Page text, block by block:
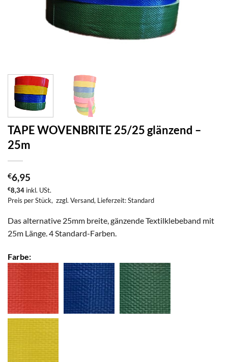
TAPE WOVENBRITE 25/25 glänzend –
25m
€6,95
€8,34 inkl. USt.
Preis per Stück, zzgl. Versand, Lieferzeit: Standard
Das alternative 25mm breite, gänzende Textilklebeband mit
25m Länge. 4 Standard-Farben.
Farbe: